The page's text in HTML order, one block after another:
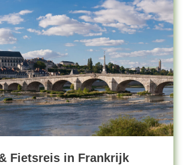
Fietsreis in Frankrijk